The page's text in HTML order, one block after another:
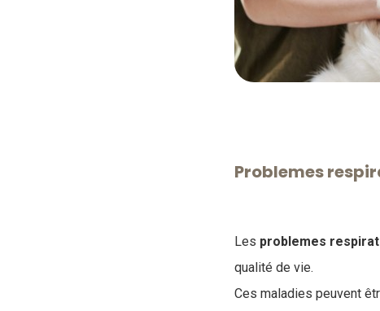
Problemes
Les problemes
qualité de vie.
Ces maladies peuvent